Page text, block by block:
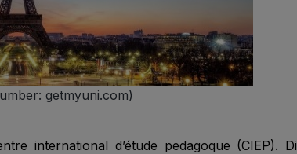
getmyuni.com)
international d’étude pedagoque (CIEP). Di